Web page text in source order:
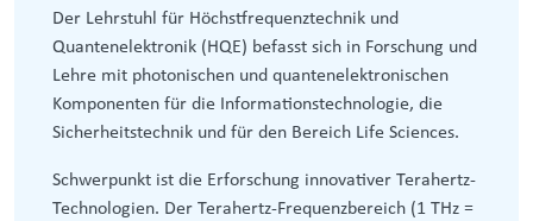
Der Lehrstuhl für Höchstfrequenztechnik und
Quantenelektronik (HQE) befasst sich in Forschung und
Lehre mit photonischen und quantenelektronischen
Komponenten für die Informationstechnologie, die
Sicherheitstechnik und für den Bereich Life Sciences.
Schwerpunkt ist die Erforschung innovativer Terahertz-
Technologien. Der Terahertz-Frequenzbereich (1 THz =